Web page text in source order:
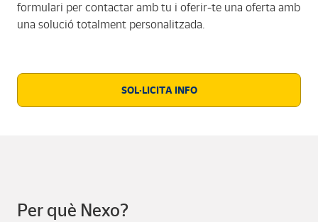
formulari per contactar amb tu i oferir-te una oferta amb
una solució totalment personalitzada.
SOL·LICITA INFO
Per què Nexo?